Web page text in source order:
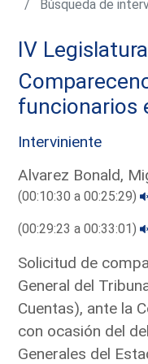
Búsqueda de
IV Legislatura
funcionarios
Interviniente
Alvarez Bonald,
(00:10:30 a 00:25:29)
(00:29:23 a 00:33:01)
Solicitud de
General del
Cuentas), ante la
con ocasión del
Generales del